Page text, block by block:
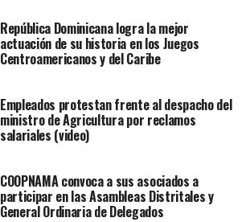
República Dominicana logra la mejor
actuación de su historia en los Juegos
Centroamericanos y del Caribe
Empleados protestan frente al despacho del
ministro de Agricultura por reclamos
salariales (video)
COOPNAMA convoca a sus asociados a
participar en las Asambleas Distritales y
General Ordinaria de Delegados